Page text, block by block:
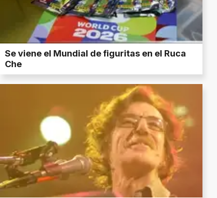
Se viene el Mundial de figuritas en el Ruca
Che